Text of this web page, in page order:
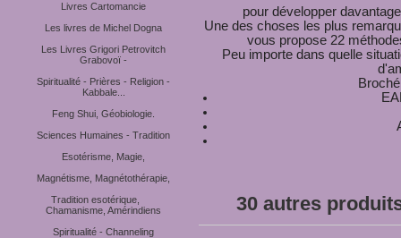
Livres Cartomancie
Les livres de Michel Dogna
Les Livres Grigori Petrovitch
Grabovoï -
Spiritualité - Prières - Religion -
Kabbale...
Feng Shui, Géobiologie.
Sciences Humaines - Tradition
Esotérisme, Magie,
Magnétisme, Magnétothérapie,
Tradition esotérique,
Chamanisme, Amérindiens
Spiritualité - Channeling
pour développer
Une des choses les plus
vous propose 22
Peu importe dans quelle
30 autres